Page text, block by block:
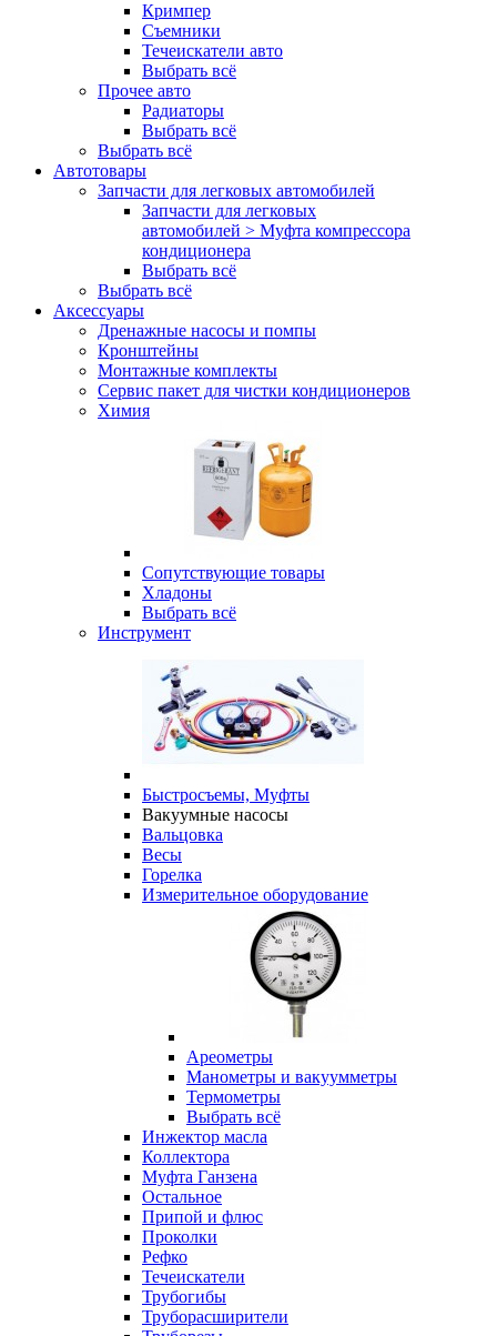
Кримпер
Съемники
Течеискатели авто
Выбрать всё
Прочее авто
Радиаторы
Выбрать всё
Выбрать всё
Автотовары
Запчасти для легковых автомобилей
Запчасти для легковых
автомобилей > Муфта компрессора
кондиционера
Выбрать всё
Выбрать всё
Аксессуары
Дренажные насосы и помпы
Кронштейны
Монтажные комплекты
Сервис пакет для чистки кондиционеров
Химия
Сопутствующие товары
Хладоны
Выбрать всё
Инструмент
Быстросъемы, Муфты
Вакуумные насосы
Вальцовка
Весы
Горелка
Измерительное оборудование
Ареометры
Манометры и вакуумметры
Термометры
Выбрать всё
Инжектор масла
Коллектора
Муфта Ганзена
Остальное
Припой и флюс
Проколки
Рефко
Течеискатели
Трубогибы
Труборасширители